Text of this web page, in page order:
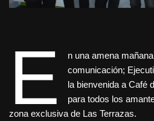
E
n una amena
comunicación;
la bienvenida a Café
para todos los
zona exclusiva de Las Terrazas.